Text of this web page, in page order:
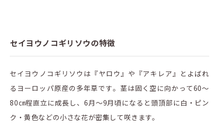
セイヨウノコギリソウの特徴
セイヨウノコギリソウは『ヤロウ』や『アキレア』とよばれ
るヨーロッパ原産の多年草です。茎は固く空に向かって60〜
80㎝程直立に成長し、6月〜9月頃になると頭頂部に白・ピン
ク・黄色などの小さな花が密集して咲きます。